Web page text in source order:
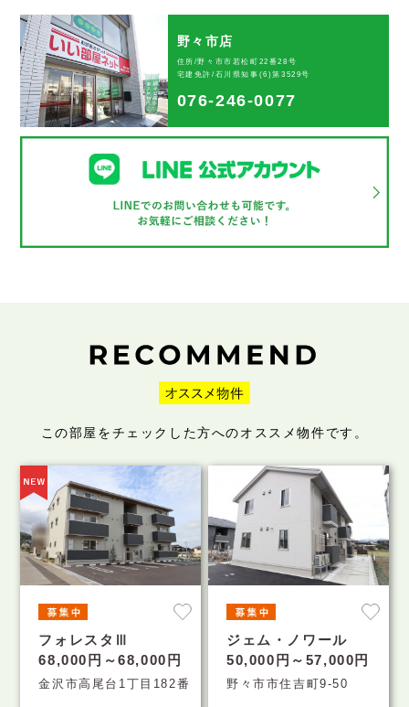
野々市店
住所/野々市市若松町22番28号
宅建免許/石川県知事(6)第3529号
076-246-0077
この部屋をチェックした方へのオススメ物件です。
フォレスタⅢ
68,000円～68,000円
金沢市高尾台1丁目182番
ジェム・ノワール
50,000円～57,000円
野々市市住吉町9-50